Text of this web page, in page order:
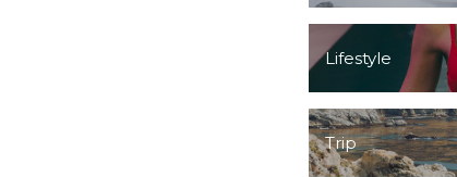
Lifestyle
Trip